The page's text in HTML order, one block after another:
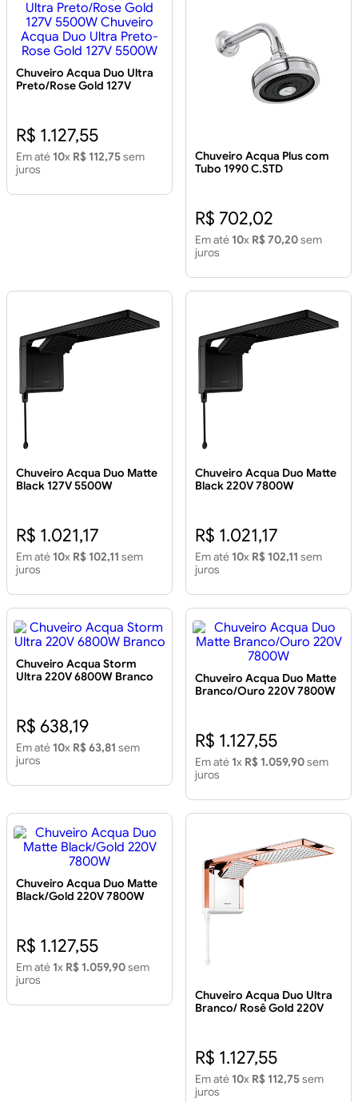
Chuveiro Acqua Duo Ultra
Preto/Rose Gold 127V
127V 5500W
R$ 1.127,55
Em até 10x R$ 112,75sem
juros
Chuveiro Acqua Plus com
Tubo 1990 C.STD
R$ 702,02
Em até 10x R$ 70,20sem
juros
Chuveiro Acqua Duo Matte
Black 127V 5500W
R$ 1.021,17
Em até 10x R$ 102,11 sem
juros
Chuveiro Acqua Duo Matte
Black 220V 7800W
R$ 1.021,17
Em até 10x R$ 102,11 sem
juros
Chuveiro Acqua Storm
Ultra 220V 6800W Branco
R$ 638,19
Em até 10x R$ 63,81 sem
juros
Chuveiro Acqua Duo Matte
Branco/Ouro 220V 7800W
R$ 1.127,55
Em até 1x R$ 1.059,90sem
juros
Chuveiro Acqua Duo Matte
Black/Gold 220V 7800W
R$ 1.127,55
Em até 1x R$ 1.059,90sem
juros
Chuveiro Acqua Duo Ultra
Branco/ Rosê Gold 220V
R$ 1.127,55
Em até 10x R$ 112,75sem
juros